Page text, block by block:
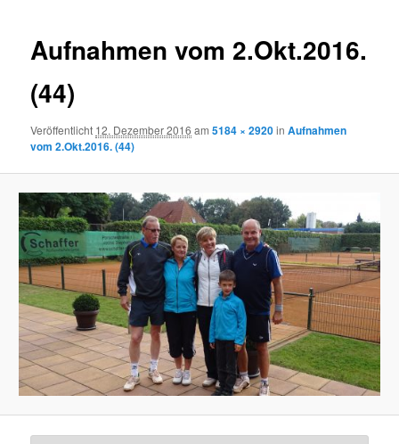
Aufnahmen vom 2.Okt.2016.
(44)
Veröffentlicht 12. Dezember 2016 am5184 × 2920inAufnahmen
vom 2.Okt.2016. (44)